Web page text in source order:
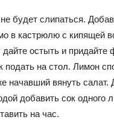
будет слипаться.
в кастрюлю с кипящей
дайте остыть и
подать на стол. Лимон
начавший вянуть салат.
добавить сок одного
на час.